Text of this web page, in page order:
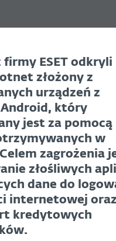
ESET odkryli
złożony z
urządzeń z
który
jest za pomocą
w
zagrożenia
złośliwych
dane do
internetowej oraz
kredytowych